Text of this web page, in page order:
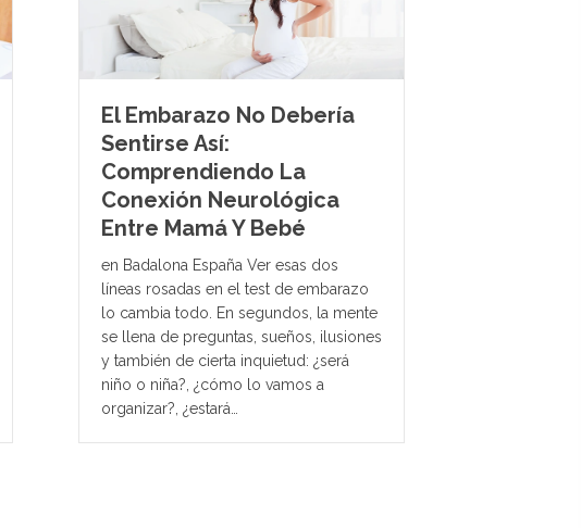
El Embarazo No Debería
Sentirse Así:
Comprendiendo La
Conexión Neurológica
Entre Mamá Y Bebé
en Badalona España Ver esas dos
líneas rosadas en el test de embarazo
lo cambia todo. En segundos, la mente
se llena de preguntas, sueños, ilusiones
y también de cierta inquietud: ¿será
niño o niña?, ¿cómo lo vamos a
organizar?, ¿estará…